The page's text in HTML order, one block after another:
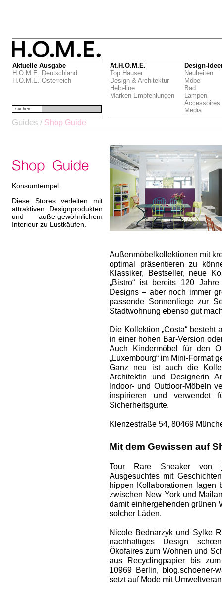
Aktuelle Ausgabe
H.O.M.E. Deutschland
H.O.M.E. Österreich
At.H.O.M.E.
Top Häuser
Design & Architektur
Help-line
Marken-Empfehlungen
Design-
Neuheiten
Möbel
Bad
Lampen
Accessoires
Media
suchen
Guides / Shop Guide
Konsumtempel.
Diese Stores verleiten mit
attraktiven Designprodukten
und außergewöhnlichem
Interieur zu Lustkäufen.
Außenmöbel­kollektionen mit
optimal präsentieren zu
Klassiker, Bestseller, neue
„Bistro“ ist bereits 120
Designs – aber noch immer
passende Sonnenliege zur
Stadtwohnung ebenso gut
Die Kollektion „Costa“
in einer hohen Bar-Version
Auch Kindermöbel für den
„Luxembourg“ im Mini-Format
Ganz neu ist auch die
Architektin und Designerin
Indoor- und Outdoor-Möbeln
inspirieren und verwendet
Sicherheitsgurte.
Klenzestraße 54, 80469
Mit dem Gewissen auf
Tour Rare Sneaker von
Ausgesuchtes mit
hippen Kollaborationen lagen
zwischen New York und
damit einhergehenden grünen
solcher Läden.
Nicole ­Bednarzyk und Sylke
nachhaltiges Design
Ökofaires zum Wohnen und
aus Recyclingpapier bis
10969 Berlin, blog.schoener-
setzt auf Mode mit